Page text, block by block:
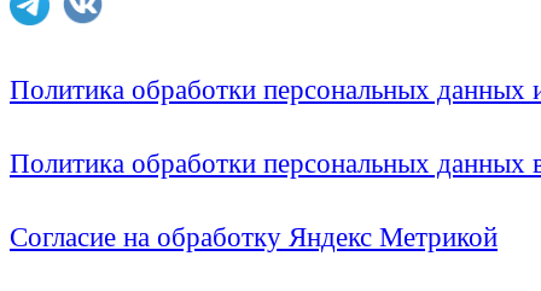
Политика обработки персональных
Политика обработки персональных
Согласие на обработку Яндекс Метрикой